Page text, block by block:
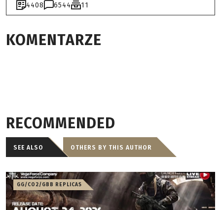
4408 6544 11
KOMENTARZE
RECOMMENDED
SEE ALSO OTHERS BY THIS AUTHOR
GG/CO2/GBB REPLICAS